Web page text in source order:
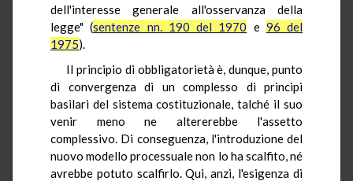
dell'interesse generale all'osservanza della
legge" (sentenze nn. 190 del 1970 e 96 del
1975).
Il principio di obbligatorietà è, dunque, punto
di convergenza di un complesso di principi
basilari del sistema costituzionale, talché il suo
venir meno ne altererebbe l'assetto
complessivo. Di conseguenza, l'introduzione del
nuovo modello processuale non lo ha scalfito, né
avrebbe potuto scalfirlo. Qui, anzi, l'esigenza di